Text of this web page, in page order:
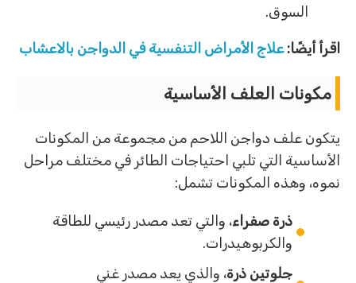
السوق.
اقرأ أيضًا:علاج الأمراض التنفسية في الدواجن بالاعشاب
مكونات العلف الأساسية
يتكون علف دواجن اللاحم من مجموعة من المكونات
الأساسية التي تلبي احتياجات الطائر في مختلف مراحل
نموه، وهذه المكونات تشمل:
ذرة صفراء، والتي تعد مصدر رئيسي للطاقة
والكربوهيدرات.
جلوتين ذرة، والذي يعد مصدر غني